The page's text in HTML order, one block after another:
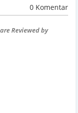
0 Komentar
Reviewed by